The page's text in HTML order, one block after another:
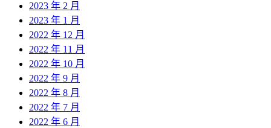
2023 年 2 月
2023 年 1 月
2022 年 12 月
2022 年 11 月
2022 年 10 月
2022 年 9 月
2022 年 8 月
2022 年 7 月
2022 年 6 月